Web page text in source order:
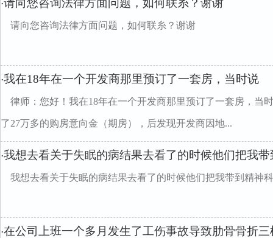
·请向您咨询法律方面问题，如何联糸？谢谢
请向您咨询法律方面问题，如何联糸？谢谢
·我在18年在一个开发商那里预订了一套房，当时说
律师：您好！我在18年在一个开发商那里预订了一套房，当
了27万多的购房意向金（期房），后发现开发商因地...
·我想去看关于失眠的病结果去看了的时候他们把我
我想去看关于失眠的病结果去看了的时候他们把我带到精神
·在公司上班一个多月发生了工伤事故导致肋骨骨折